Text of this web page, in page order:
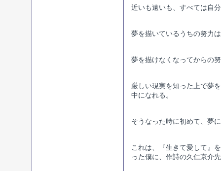
近いも遠いも、すべては自
夢を描いているうちの努力
夢を描けなくなってからの
厳しい現実を知った上で夢
中になれる。
そうなった時に初めて、夢
これは、『生きて愛して』
った僕に、作詩の久仁京介